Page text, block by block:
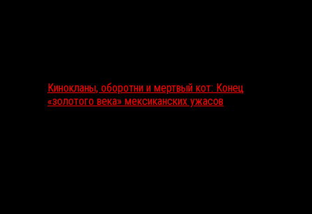
Кинокланы, оборотни и мертвый кот: Конец
«золотого века» мексиканских ужасов